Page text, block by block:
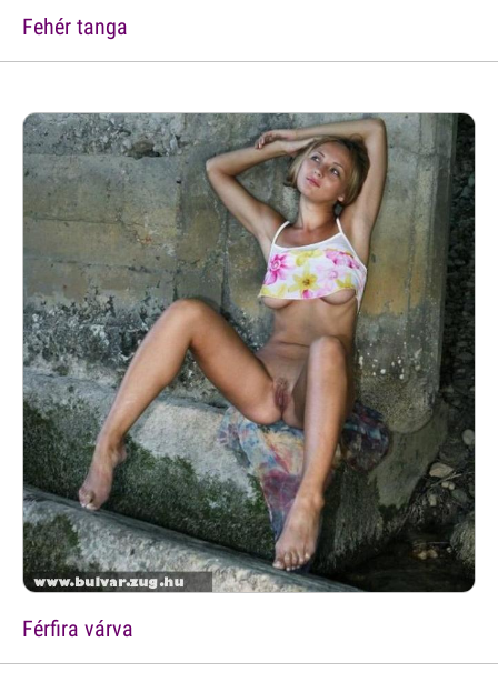
Fehér tanga
Férfira várva